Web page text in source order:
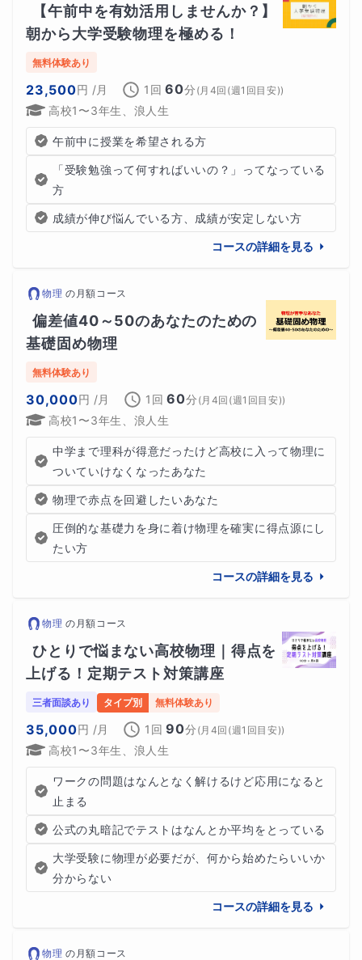
【午前中を有効活用しませんか？】
朝から大学受験物理を極める！
無料体験あり
23,500円 /月 1回 60分 ( 月4回(週1回目安))
高校1〜3年生、浪人生
午前中に授業を希望される方
「受験勉強って何すればいいの？」ってなっている
方
成績が伸び悩んでいる方、成績が安定しない方
コースの詳細を見る
物理 の 月額コース
偏差値40～50のあなたのための
基礎固め物理
無料体験あり
30,000円 /月 1回 60分 ( 月4回(週1回目安))
高校1〜3年生、浪人生
中学まで理科が得意だったけど高校に入って物理に
ついていけなくなったあなた
物理で赤点を回避したいあなた
圧倒的な基礎力を身に着け物理を確実に得点源にし
たい方
コースの詳細を見る
物理 の 月額コース
ひとりで悩まない高校物理｜得点を
上げる！定期テスト対策講座
三者面談あり タイプ別 無料体験あり
35,000円 /月 1回 90分 ( 月4回(週1回目安))
高校1〜3年生、浪人生
ワークの問題はなんとなく解けるけど応用になると
止まる
公式の丸暗記でテストはなんとか平均をとっている
大学受験に物理が必要だが、何から始めたらいいか
分からない
コースの詳細を見る
物理 の 月額コース